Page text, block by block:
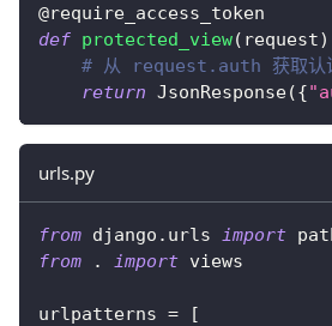
@require_access_token
def protected_view( request)
# 从 request.auth 获取
return JsonResponse({
urls.py
from django . urls import
from
. import views
urlpatterns =
[